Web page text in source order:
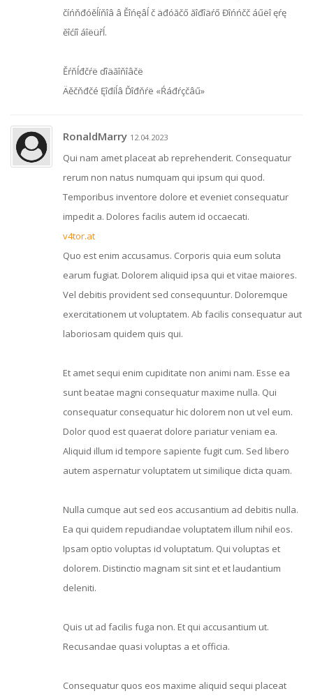
číńňđóěĺíňîâ â Ěîńęâĺ č äđóăčő ăîđîäŕő Đîńńčč áűëî ęŕę
ěîćíî áîëüřĺ.
Ěŕňĺđčŕë ďîäăîňîâčë
Äěčňđčé Ęîđíĺâ Ďîđňŕë «Ŕáđŕçčâű»
RonaldMarry 12.04.2023
Qui nam amet placeat ab reprehenderit. Consequatur
rerum non natus numquam qui ipsum qui quod.
Temporibus inventore dolore et eveniet consequatur
impedit a. Dolores facilis autem id occaecati.
v4tor.at
Quo est enim accusamus. Corporis quia eum soluta
earum fugiat. Dolorem aliquid ipsa qui et vitae maiores.
Vel debitis provident sed consequuntur. Doloremque
exercitationem ut voluptatem. Ab facilis consequatur aut
laboriosam quidem quis qui.
Et amet sequi enim cupiditate non animi nam. Esse ea
sunt beatae magni consequatur maxime nulla. Qui
consequatur consequatur hic dolorem non ut vel eum.
Dolor quod est quaerat dolore pariatur veniam ea.
Aliquid illum id tempore sapiente fugit cum. Sed libero
autem aspernatur voluptatem ut similique dicta quam.
Nulla cumque aut sed eos accusantium ad debitis nulla.
Ea qui quidem repudiandae voluptatem illum nihil eos.
Ipsam optio voluptas id voluptatum. Qui voluptas et
dolorem. Distinctio magnam sit sint et et laudantium
deleniti.
Quis ut ad facilis fuga non. Et qui accusantium ut.
Recusandae quasi voluptas a et officia.
Consequatur quos eos maxime aliquid sequi placeat